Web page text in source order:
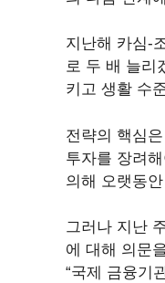
지난해 카심-
로 두 배 늘리
키고 생활 수
전략의 핵심
투자를 장려
의해 오랫동
그러나 지난
에 대해 의문
“국제 금융기